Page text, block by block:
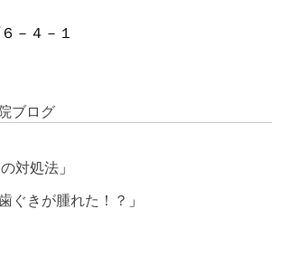
－４－１
ブログ
対処法 」
ぐきが腫れた！？ 」